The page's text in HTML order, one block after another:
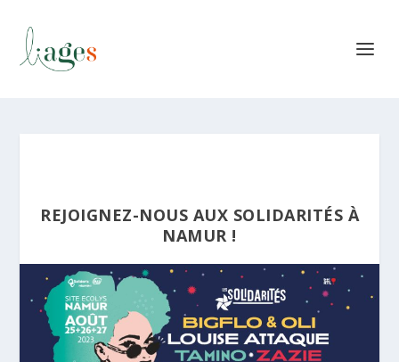
REJOIGNEZ-NOUS AUX SOLIDARITÉS À
NAMUR !